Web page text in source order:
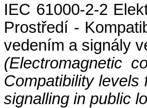
IEC 61000-2-2
Prostředí -
vedením a signály
(Electromagnetic
Compatibility levels
signalling in public